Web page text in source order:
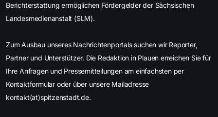
Berichterstattung ermöglichen Fördergelder der Sächsischen
Landesmedienanstalt (SLM).
Zum Ausbau unseres Nachrichtenportals suchen wir Reporter,
Partner und Unterstützer. Die Redaktion in Plauen erreichen Sie für
Ihre Anfragen und Pressemitteilungen am einfachsten per
Kontaktformular oder über unsere Mailadresse
kontakt(at)spitzenstadt.de.